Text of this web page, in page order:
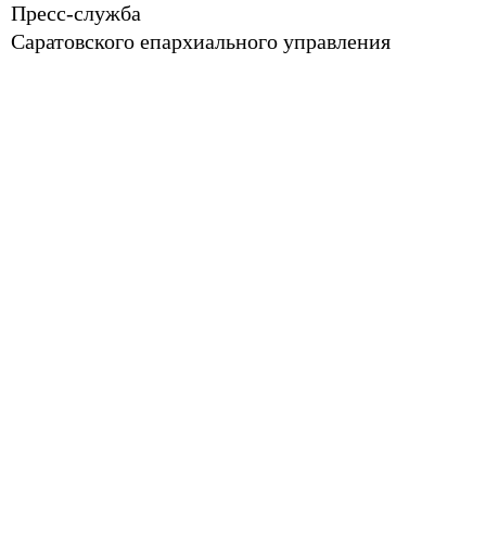
Пресс-служба
Саратовского епархиального управления